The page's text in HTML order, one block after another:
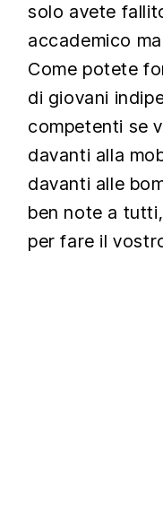
solo avete
accademico
Come potete
di giovani
competenti se
davanti alla
davanti alle
ben note a
per fare il